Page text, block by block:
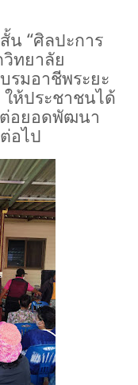
น “ศิลปะการ
ทยาลัย
รมอาชีพระยะ
ห้ประชาชนได้
ต่อยอดพัฒนา
อไป